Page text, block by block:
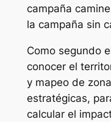
campaña
la campaña sin
Como segundo
conocer el
y mapeo de
estratégicas,
calcular el